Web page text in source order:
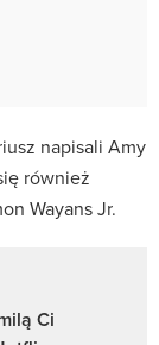
napisali Amy
również
Wayans Jr.
Ci